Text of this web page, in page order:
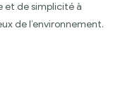
et de simplicité à
de l’environnement.